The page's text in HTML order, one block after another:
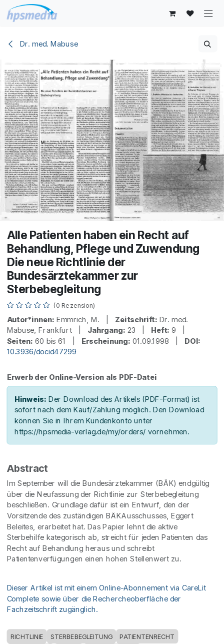
Zum Inhalt springen
Dr. med. Mabuse
Alle Patienten haben ein Recht auf
Behandlung, Pflege und Zuwendung
Die neue Richtlinie der
Bundesärztekammer zur
Sterbebegleitung
(0 Rezension)
Autor*innen: Emmrich, M. | Zeitschrift: Dr. med.
Mabuse, Frankfurt | Jahrgang: 23 | Heft: 9 |
Seiten: 60 bis 61 | Erscheinung: 01.09.1998 | DOI:
10.3936/docid47299
Erwerb der Online-Version als PDF-Datei
Hinweis: Der Download des Artikels (PDF-Format) ist
sofort nach dem Kauf/Zahlung möglich. Den Download
können Sie in Ihrem Kundenkonto unter
https://hpsmedia-verlag.de/my/orders/ vornehmen.
Abstract
Im September will die Bundesärztekammer (BÄK) endgültig
über die Neufassung der Richtlinie zur Sterbebegleitung
beschließen. Grundlage dafür ist ein Entwurf, den der
Vorsitzende des zuständigen BÄKAusschusses, Eggert
Beleites, erarbeitet hat. Das Papier lehnt die aktive
Sterbehilfe kategorisch ab, streicht für jeden Patienten das
Recht auf Behandlung heraus und schreibt
Patientenverfügungen einen hohen Stellenwert zu.
Dieser Artikel ist mit einem Online-Abonnement via CareLit
Complete sowie über die Rechercheoberfläche der
Fachzeitschrift zugänglich.
RICHTLINIE STERBEBEGLEITUNG PATIENTENRECHT